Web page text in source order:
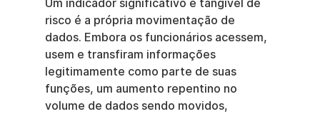
Um indicador significativo e tangível de
risco é a própria movimentação de
dados. Embora os funcionários acessem,
usem e transfiram informações
legitimamente como parte de suas
funções, um aumento repentino no
volume de dados sendo movidos,